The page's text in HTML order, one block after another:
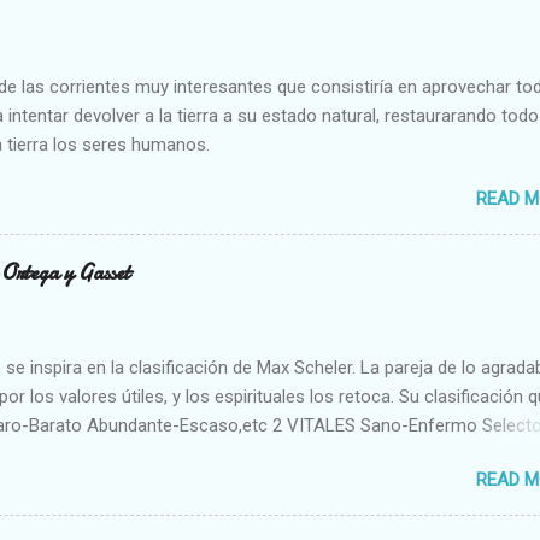
las corrientes muy interesantes que consistiría en aprovechar
devolver a la tierra a su estado natural, restaurarando
los seres humanos.
READ
y Gasset
inspira en la clasificación de Max Scheler. La pareja de lo
los valores útiles, y los espirituales los retoca. Su clasificación
Barato Abundante-Escaso,etc 2 VITALES Sano-Enfermo
b) Morales Bueno-malo Bondadoso-malvado Justo-Injusto
d) Estéticos Bello-Feo Gracioso-Tosco Elegante-
READ